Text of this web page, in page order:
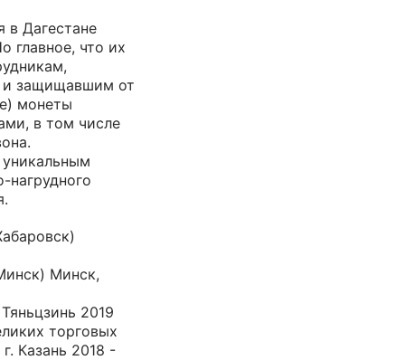
в Дагестане
главное, что их
и защищавшим от
монеты
в том числе
Минск,
2019
торговых
Казань 2018 -